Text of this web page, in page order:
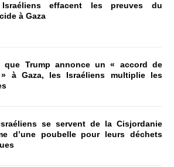
effacent les preuves du
à Gaza
que Trump annonce un « accord de
à Gaza, les Israéliens multiplie les
se servent de la Cisjordanie
d’une poubelle pour leurs déchets